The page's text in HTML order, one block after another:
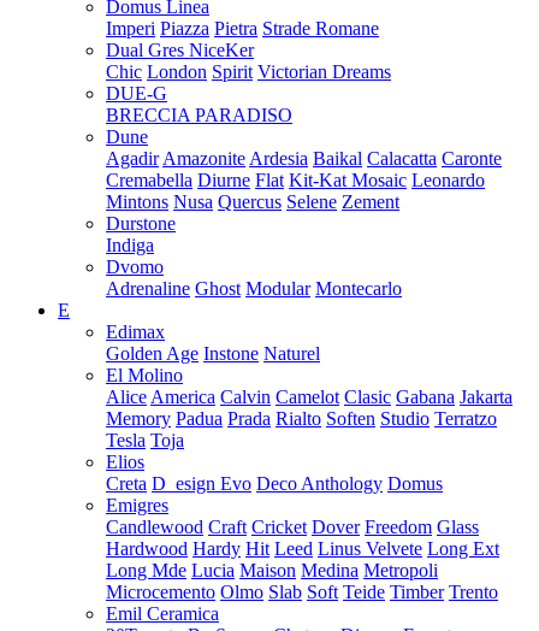
Domus Linea
Imperi Piazza Pietra Strade Romane
Dual Gres NiceKer
Chic London Spirit Victorian Dreams
DUE-G
BRECCIA PARADISO
Dune
Agadir Amazonite Ardesia Baikal Calacatta Caronte
Cremabella Diurne Flat Kit-Kat Mosaic Leonardo
Mintons Nusa Quercus Selene Zement
Durstone
Indiga
Dvomo
Adrenaline Ghost Modular Montecarlo
E
Edimax
Golden Age Instone Naturel
El Molino
Alice America Calvin Camelot Clasic Gabana Jakarta
Memory Padua Prada Rialto Soften Studio Terratzo
Tesla Toja
Elios
Creta D_esign Evo Deco Anthology Domus
Emigres
Candlewood Craft Cricket Dover Freedom Glass
Hardwood Hardy Hit Leed Linus Velvete Long Ext
Long Mde Lucia Maison Medina Metropoli
Microcemento Olmo Slab Soft Teide Timber Trento
Emil Ceramica